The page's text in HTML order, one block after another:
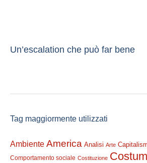
Un’escalation che può far bene
Tag maggiormente utilizzati
Ambiente America Analisi Arte
Comportamento sociale Costituzione